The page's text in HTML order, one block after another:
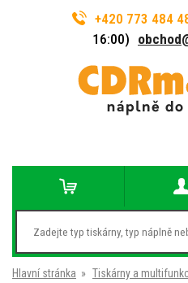
+420 773 484
16:00)
Hlavní stránka » Tiskárny a